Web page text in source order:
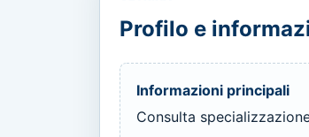
Profilo e
Informazioni principali
Consulta